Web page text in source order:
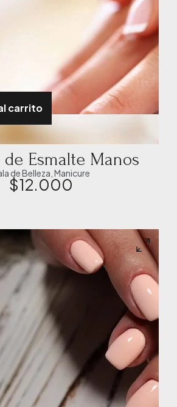
carrito
Esmalte Manos
de Belleza Manicure
$12.000